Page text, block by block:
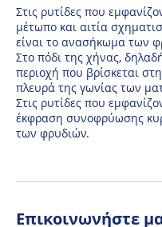
Στις ρυτίδες που
μέτωπο και αιτία
είναι το ανασήκωμα των
Στο πόδι της χήνας,
περιοχή που βρίσκεται
πλευρά της γωνίας των
Στις ρυτίδες που
έκφραση συνοφρύωσης
των φρυδιών.
Επικοινωνήστε